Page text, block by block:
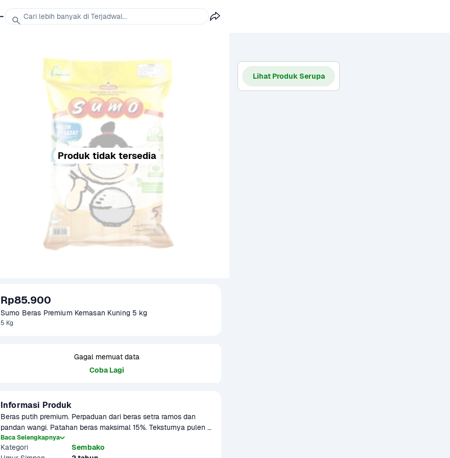
Produk tidak tersedia
Rp85.900
Sumo Beras Premium Kemasan Kuning 5 kg
5 Kg
Gagal memuat data
Coba Lagi
Informasi Produk
Beras putih premium. Perpaduan dari beras setra ramos dan
pandan wangi. Patahan beras maksimal 15%. Teksturnya pulen
dan halus, namun tidak terlalu lengket. Cocok untuk konsumsi
sehari-hari. Setiap beras yang dikirimkan telah melalui proses
Baca Selengkapnya
Kategori
Sembako
Lihat Produk Serupa
Cari lebih banyak di Terjadwal...